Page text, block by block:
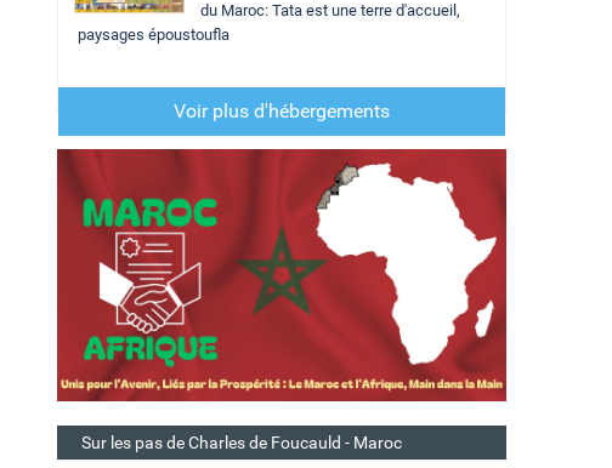
du Maroc: Tata est une terre d'accueil,
paysages époustoufla
Voir plus d'hébergements
Sur les pas de Charles de Foucauld - Maroc